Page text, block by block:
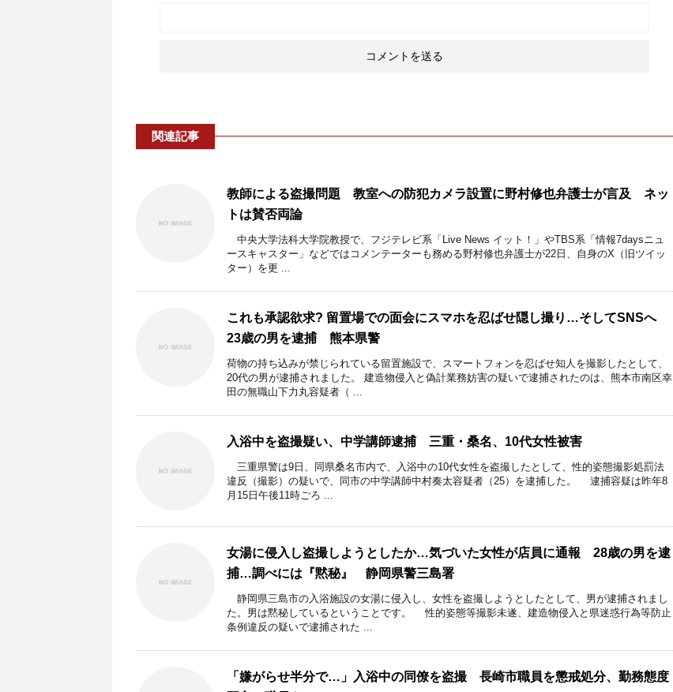
関連記事
教師による盗撮問題 教室への防犯カメラ設置に野村修也弁護士が言及 ネッ
トは賛否両論
中央大学法科大学院教授で、フジテレビ系「Live News イット！」やTBS系「情報7daysニュ
ースキャスター」などではコメンテーターも務める野村修也弁護士が22日、自身のX（旧ツイッ
ター）を更 ...
これも承認欲求? 留置場での面会にスマホを忍ばせ隠し撮り…そしてSNSへ
23歳の男を逮捕 熊本県警
荷物の持ち込みが禁じられている留置施設で、スマートフォンを忍ばせ知人を撮影したとして、
20代の男が逮捕されました。 建造物侵入と偽計業務妨害の疑いで逮捕されたのは、熊本市南区幸
田の無職山下力丸容疑者（ ...
入浴中を盗撮疑い、中学講師逮捕 三重・桑名、10代女性被害
三重県警は9日、同県桑名市内で、入浴中の10代女性を盗撮したとして、性的姿態撮影処罰法
違反（撮影）の疑いで、同市の中学講師中村奏太容疑者（25）を逮捕した。 逮捕容疑は昨年8
月15日午後11時ごろ ...
女湯に侵入し盗撮しようとしたか…気づいた女性が店員に通報 28歳の男を逮
捕…調べには『黙秘』 静岡県警三島署
静岡県三島市の入浴施設の女湯に侵入し、女性を盗撮しようとしたとして、男が逮捕されまし
た。男は黙秘しているということです。 性的姿態等撮影未遂、建造物侵入と県迷惑行為等防止
条例違反の疑いで逮捕された ...
「嫌がらせ半分で…」入浴中の同僚を盗撮 長崎市職員を懲戒処分、勤務態度